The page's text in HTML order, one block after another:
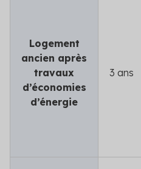
Logement
ancien après
travaux
d’économies
d’énergie
3 ans